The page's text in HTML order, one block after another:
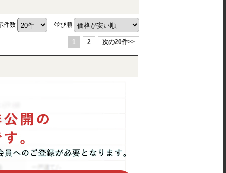
件数 並び順
1 2 次の20件>>